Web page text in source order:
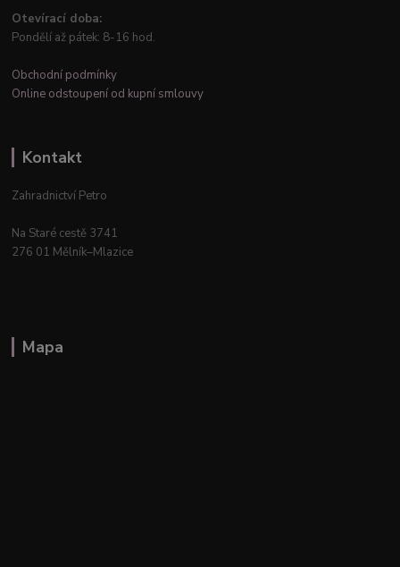
Otevírací doba:
Pondělí až pátek: 8-16 hod.
Obchodní podmínky
Online odstoupení od kupní smlouvy
Kontakt
Zahradnictví Petro
Na Staré cestě 3741
276 01 Mělník–Mlazice
Mapa